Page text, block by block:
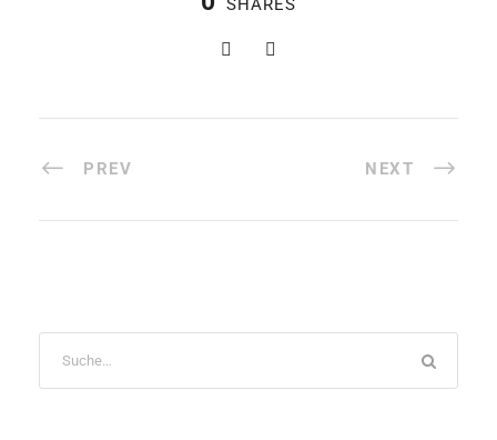
SHARES
PREV NEXT